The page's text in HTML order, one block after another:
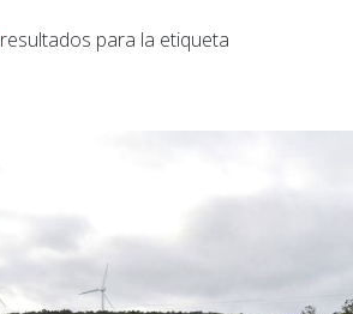
resultados para la etiqueta